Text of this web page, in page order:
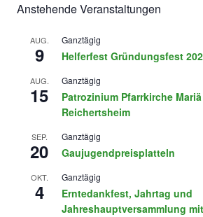
Anstehende Veranstaltungen
AUG.
9
Ganztägig
Helferfest Gründungsfest
AUG.
15
Ganztägig
Patrozinium Pfarrkirche
Reichertsheim
SEP.
20
Ganztägig
Gaujugendpreisplatteln
OKT.
4
Ganztägig
Erntedankfest, Jahrtag und
Jahreshauptversammlung